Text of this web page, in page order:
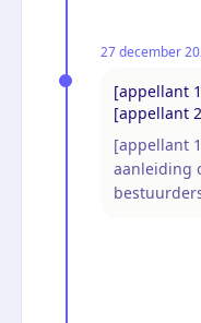
27 december
[appellant
[appellant
[appellant
aanleiding